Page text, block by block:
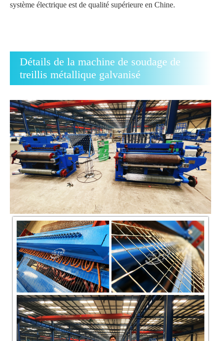
système électrique est de qualité supérieure en Chine.
Détails de la machine de soudage de
treillis métallique galvanisé